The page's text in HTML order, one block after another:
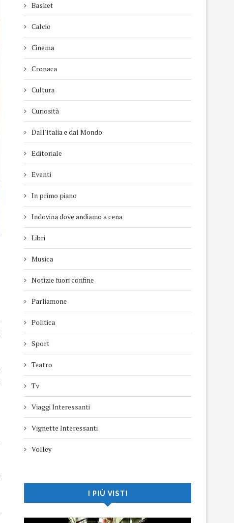
Basket
Calcio
Cinema
Cronaca
Cultura
Curiosità
Dall'Italia e dal Mondo
Editoriale
Eventi
In primo piano
Indovina dove andiamo a cena
Libri
Musica
Notizie fuori confine
Parliamone
Politica
Sport
Teatro
Tv
Viaggi Interessanti
Vignette Interessanti
Volley
I PIÙ VISTI